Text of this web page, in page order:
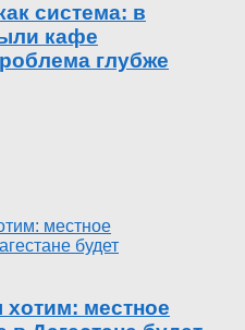
система: в
кафе
глубже
хотим: местное